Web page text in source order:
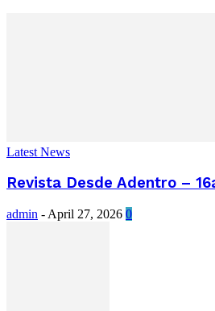
Latest News
Revista Desde Adentro –
admin - April 27, 2026 0